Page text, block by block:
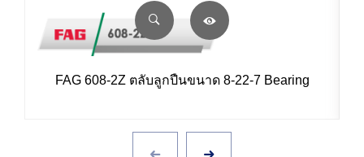
FAG 608-2Z ตลับลูกปืนขนาด 8-22-7 Bearing